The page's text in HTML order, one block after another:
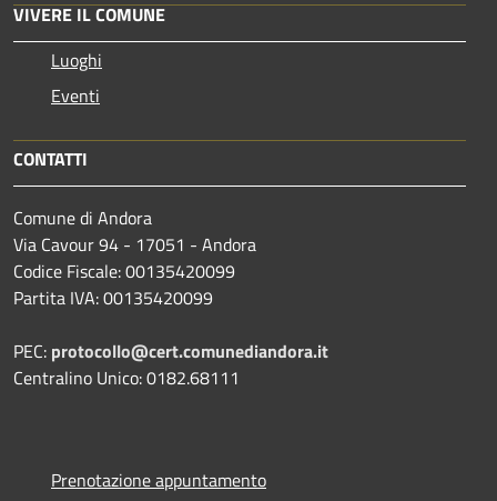
VIVERE IL COMUNE
Luoghi
Eventi
CONTATTI
Comune di Andora
Via Cavour 94 - 17051 - Andora
Codice Fiscale: 00135420099
Partita IVA: 00135420099
PEC: protocollo@cert.comunediandora.it
Centralino Unico: 0182.68111
Prenotazione appuntamento